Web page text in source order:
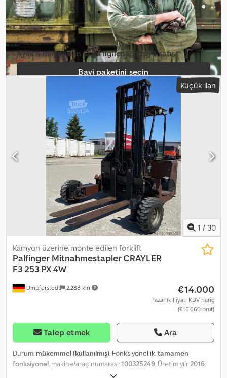
memnuniyetle sunarız! Araç reklam kaplamalı ve/veya yazılı olabilir.
Genel teslimat ve ödeme koşullarımız geçerlidir. Bu ürün için
finansman veya leasing teklifi hazırlamaktan memnuniyet duyarız.
Lütfen bizimle iletişime geçin!
Aylık 4 milyondan fazla ilgilenen kişiye satış
Bayi paketini seçin
Tekil ilan oluştur
Küçük ilan
1 / 30
Umpferstedt 2.288 km
Kamyon üzerine monte edilen forklift
Palfinger Mitnahmestapler CRAYLER
F3 253 PX 4W
€14.000
Pazarlık Fiyatı KDV hariç
(€16.660 brüt)
Talep etmek Ara
Durum: mükemmel (kullanılmış), Fonksiyonellik:tamamen
fonksiyonel, makine/araç numarası:100325249, Üretim yılı:2016,
, yük kapasitesi: